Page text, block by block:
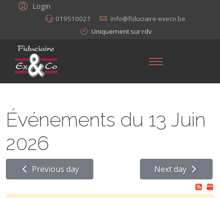
Login
019510021
info@fiduciaire-execo.be
Uniquement sur rdv
Événements du 13 Juin
2026
Previous day Next day